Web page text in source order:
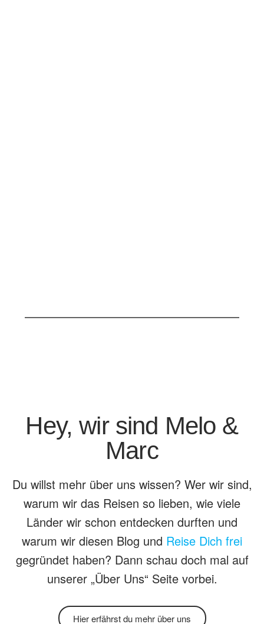
Hey, wir sind Melo &
Marc
Du willst mehr über uns wissen? Wer wir sind,
warum wir das Reisen so lieben, wie viele
Länder wir schon entdecken durften und
warum wir diesen Blog und Reise Dich frei
gegründet haben? Dann schau doch mal auf
unserer „Über Uns“ Seite vorbei.
Hier erfährst du mehr über uns